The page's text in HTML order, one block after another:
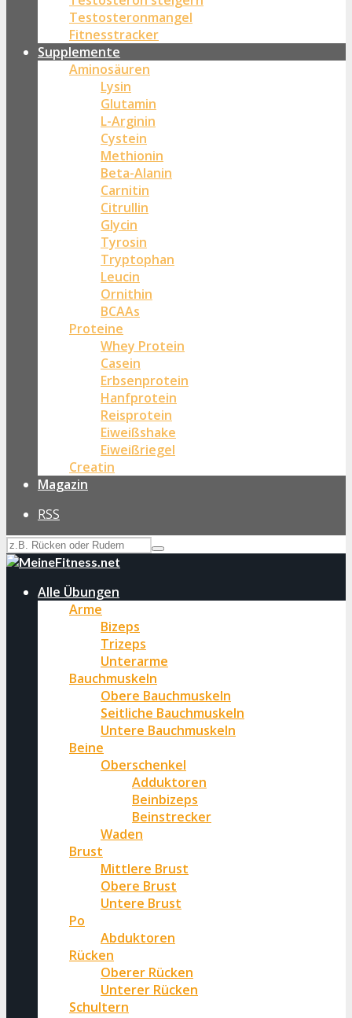
Testosteronmangel
Fitnesstracker
Supplemente
Aminosäuren
Lysin
Glutamin
L-Arginin
Cystein
Methionin
Beta-Alanin
Carnitin
Citrullin
Glycin
Tyrosin
Tryptophan
Leucin
Ornithin
BCAAs
Proteine
Whey Protein
Casein
Erbsenprotein
Hanfprotein
Reisprotein
Eiweißshake
Eiweißriegel
Creatin
Magazin
RSS
Alle Übungen
Arme
Bizeps
Trizeps
Unterarme
Bauchmuskeln
Obere Bauchmuskeln
Seitliche Bauchmuskeln
Untere Bauchmuskeln
Beine
Oberschenkel
Adduktoren
Beinbizeps
Beinstrecker
Waden
Brust
Mittlere Brust
Obere Brust
Untere Brust
Po
Abduktoren
Rücken
Oberer Rücken
Unterer Rücken
Schultern